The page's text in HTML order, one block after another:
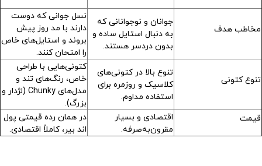
مخاطب هدف
جوانان و نوجوانانی که
به دنبال استایل ساده و
بدون دردسر هستند.
نسل جوانی که دوست
دارند با مد روز پیش
بروند و استایل‌های خاص
را امتحان کنند.
تنوع کتونی
تنوع بالا در کتونی‌های
کلاسیک و روزمره برای
استفاده مداوم.
کتونی‌هایی با طراحی
خاص، رنگ‌های تند و
مدل‌های Chunky (لژدار و
بزرگ).
قیمت
اقتصادی و بسیار
مقرون‌به‌صرفه.
در همان رده قیمتی پول
اند بیر، کاملاً اقتصادی.